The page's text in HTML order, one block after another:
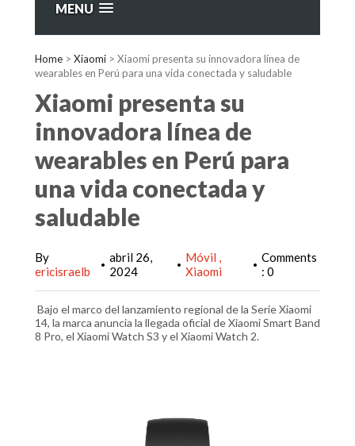
MENU
Home > Xiaomi > Xiaomi presenta su innovadora línea de
wearables en Perú para una vida conectada y saludable
Xiaomi presenta su
innovadora línea de
wearables en Perú para
una vida conectada y
saludable
By
ericisraelb
• abril 26,
2024
• Móvil
Xiaomi
• Comments
: 0
Bajo el marco del lanzamiento regional de la Serie Xiaomi
14, la marca anuncia la llegada oficial de Xiaomi Smart Band
8 Pro, el Xiaomi Watch S3 y el Xiaomi Watch 2.